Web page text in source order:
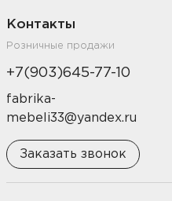
Контакты
Розничные продажи
+7(903)645-77-10
fabrika-
mebeli33@yandex.ru
Заказать звонок